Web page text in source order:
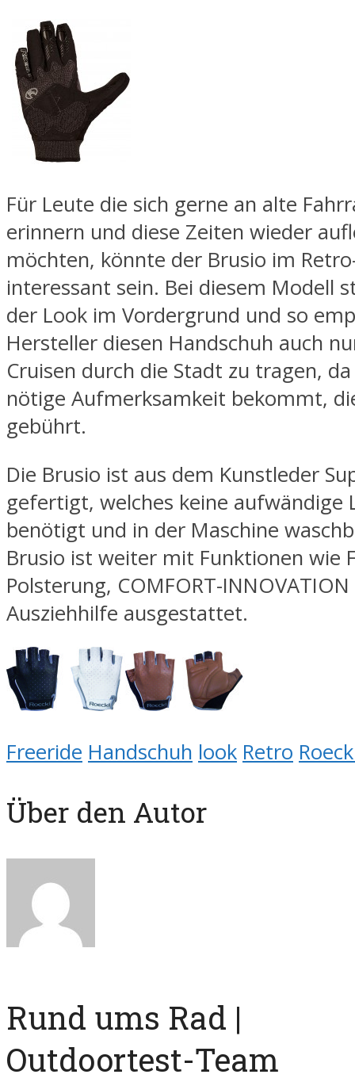
Für Leute die sich gerne an alte
erinnern und diese Zeiten wieder
möchten, könnte der Brusio im
interessant sein. Bei diesem Modell
der Look im Vordergrund und so
Hersteller diesen Handschuh auch
Cruisen durch die Stadt zu tragen,
nötige Aufmerksamkeit bekommt,
gebührt.
Die Brusio ist aus dem Kunstleder
gefertigt, welches keine aufwändige
benötigt und in der Maschine
Brusio ist weiter mit Funktionen wie
Polsterung, COMFORT-
Ausziehhilfe ausgestattet.
Freeride Handschuh look Retro
Über den Autor
Rund ums Rad |
Outdoortest-Team